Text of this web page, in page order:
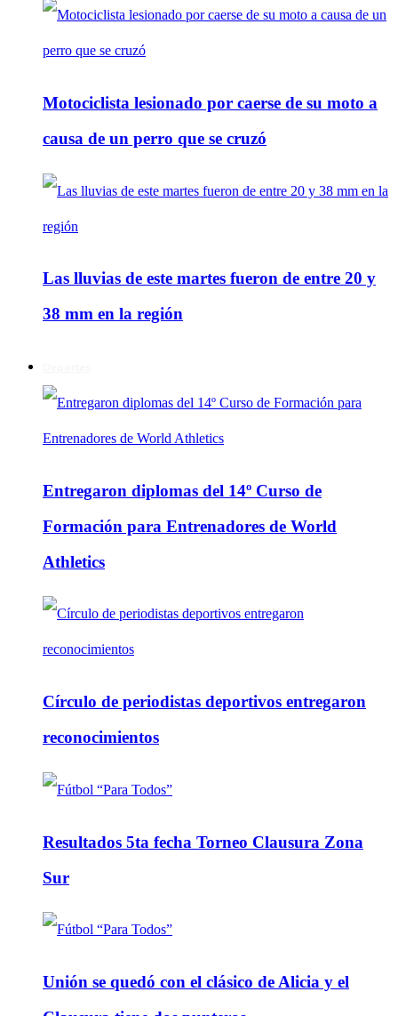
Motociclista lesionado por caerse de su moto a
causa de un perro que se cruzó
Las lluvias de este martes fueron de entre 20 y
38 mm en la región
Entregaron diplomas del 14º Curso de
Formación para Entrenadores de World
Athletics
Círculo de periodistas deportivos entregaron
reconocimientos
Resultados 5ta fecha Torneo Clausura Zona
Sur
Unión se quedó con el clásico de Alicia y el